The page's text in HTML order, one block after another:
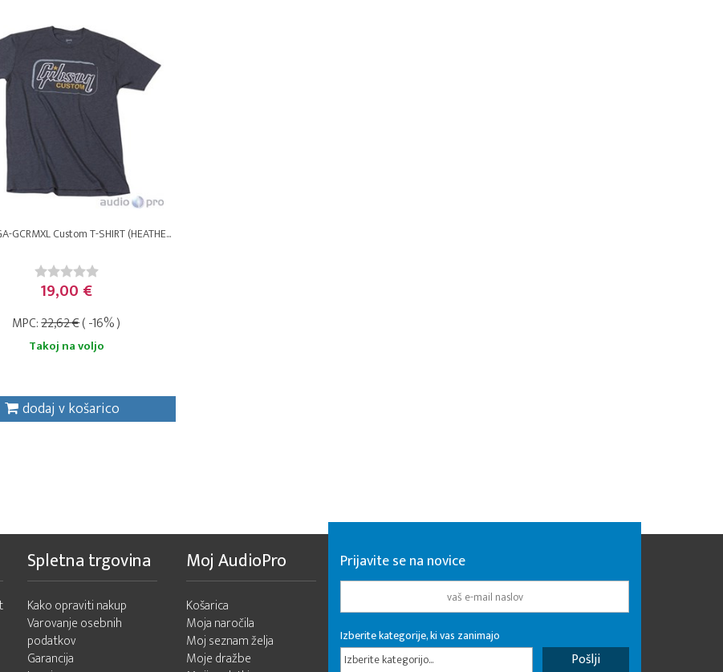
GCRMXL Custom T-SHIRT (HEATHE...
19,00 €
MPC:22,62 €( -16% )
Takoj na voljo
dodaj v košarico
Spletna trgovina
Kako opraviti nakup
Varovanje osebnih
podatkov
Garancija
Moj AudioPro
Košarica
Moja naročila
Moj seznam želja
Moje dražbe
Prijavite se na novice
Izberite kategorije, ki vas zanimajo
Izberite kategorijo...